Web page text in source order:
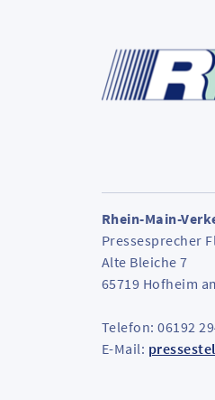
Rhein-Main-
Pressesprecher
Alte Bleiche 7
65719 Hofheim
Telefon: 06192
E-Mail: